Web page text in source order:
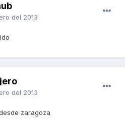
del 2013
del 2013
zaragoza